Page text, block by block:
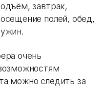
завтрак,
полей, обед,
очень
можно следить за